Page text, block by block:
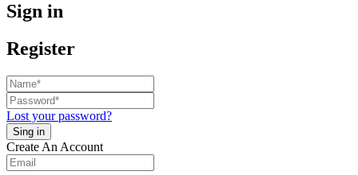
Sign in
Register
Lost your password?
Create An Account